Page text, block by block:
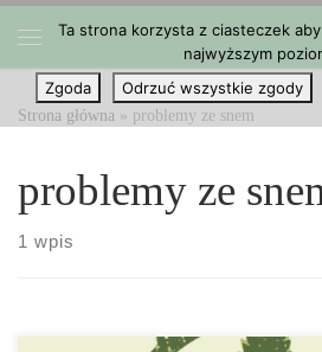
Przejdź do treści
Strona główna » problemy ze snem
problemy ze
1 wpis
Ta strona korzysta z ciasteczek
najwyższym
Zgoda
Odrzuć wszystkie zgody